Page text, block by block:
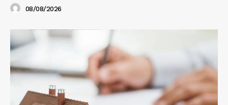
08/08/2026